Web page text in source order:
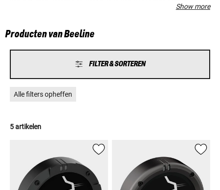
Show more
Producten van Beeline
FILTER & SORTEREN
Alle filters opheffen
5 artikelen